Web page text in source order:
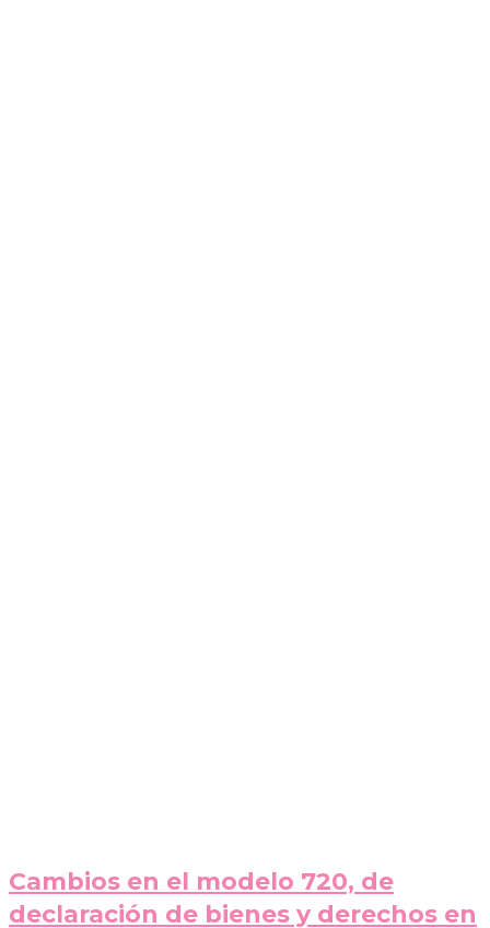
Cambios en el modelo 720, de
declaración de bienes y derechos en